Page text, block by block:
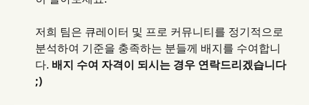
저희 팀은 큐레이터 및 프로 커뮤니티를 정기적으로
분석하여 기준을 충족하는 분들께 배지를 수여합니
다. 배지 수여 자격이 되시는 경우 연락드리겠습니다
;)